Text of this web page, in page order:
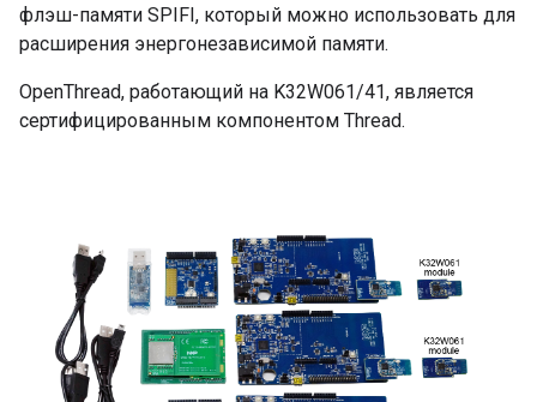
флэш-памяти SPIFI, который можно использовать для
расширения энергонезависимой памяти.
OpenThread, работающий на K32W061/41, является
сертифицированным компонентом Thread.